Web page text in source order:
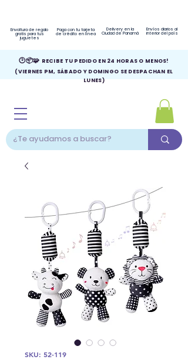
Envoltura de regalo
gratis para tus
juguetes
Paga con tu tarjeta
de crédito en línea
Delivery en la
Ciudad de Panamá
Envíos diarios al
interior del país
🕑📦🧩 RECIBE TU PEDIDO EN 24 HORAS O MENOS!
(VIERNES PM, SÁBADO Y DOMINGO SE DESPACHAN EL
LUNES)
SKU: 52-119